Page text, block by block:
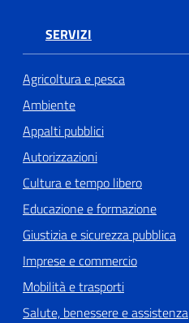
SERVIZI
Agricoltura e pesca
Ambiente
Appalti pubblici
Autorizzazioni
Cultura e tempo libero
Educazione e formazione
Giustizia e sicurezza pubblica
Imprese e commercio
Mobilità e trasporti
Salute, benessere e assistenza